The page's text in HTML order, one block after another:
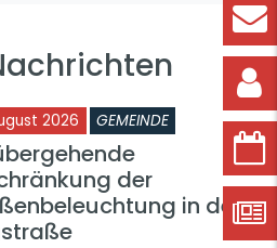
2026 GEMEINDE
der
in der